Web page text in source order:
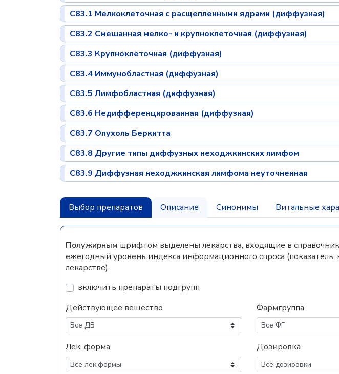
C83.1 Мелкоклеточная с расщепленными ядрами (диффузная)
C83.2 Смешанная мелко- и крупноклеточная (диффузная)
C83.3 Крупноклеточная (диффузная)
C83.4 Иммунобластная (диффузная)
C83.5 Лимфобластная (диффузная)
C83.6 Недифференцированная (диффузная)
C83.7 Опухоль Беркитта
C83.8 Другие типы диффузных неходжкинских лимфом
C83.9 Диффузная неходжкинская лимфома неуточненная
Выбор препаратов Описание Синонимы Витальные
Полужирным шрифтом выделены лекарства, входящие в
ежегодный уровень индекса информационного спроса
лекарстве).
включить препараты подгрупп
Действующее вещество
Фармгруппа
Лек. форма Дозировка